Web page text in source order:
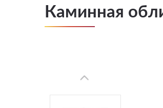
Каминная